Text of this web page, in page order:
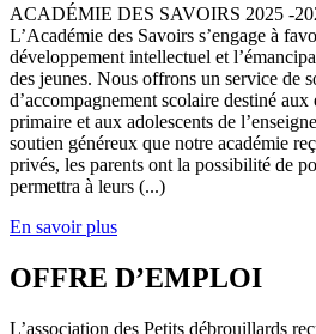
ACADÉMIE DES SAVOIRS 2025 -
L’Académie des Savoirs s’engage à
développement intellectuel et
des jeunes. Nous offrons un service de
d’accompagnement scolaire destiné aux
primaire et aux adolescents de
soutien généreux que notre académie
privés, les parents ont la possibilité de
permettra à leurs (...)
En savoir plus
OFFRE D’EMPLOI
L’association des Petits débrouillards